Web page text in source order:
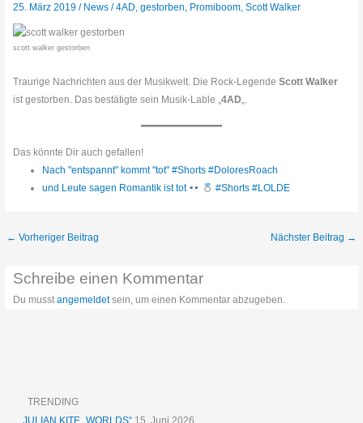
25. März 2019/ News /4AD ,gestorben Promiboom ,Scott Walker
scott walker gestorben
Traurige Nachrichten aus der Musikwelt. Die Rock-LegendeScott Walker
ist gestorben. Das bestätigte sein Musik-Lable „4AD„.
Das könnte Dir auch gefallen!
Nach "entspannt" kommt "tot" #Shorts #DoloresRoach
und Leute sagen Romantik ist tot
#Shorts #LOLDE
← Vorheriger Beitrag Nächster Beitrag →
Schreibe einen Kommentar
Du musstangemeldetsein, um einen Kommentar abzugeben.
TRENDING
JULIAN KITE „WORLDS“ 15. Juni 2026